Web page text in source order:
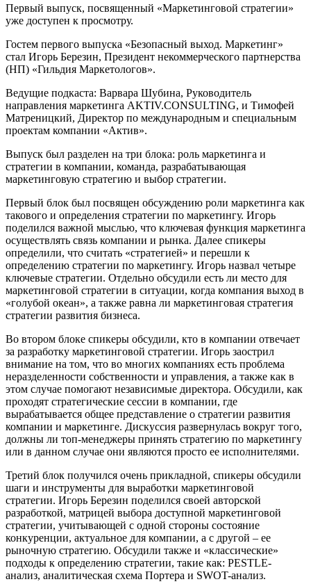
Первый выпуск, посвященный «Маркетинговой стратегии»
уже доступен к просмотру.
Гостем первого выпуска «Безопасный выход. Маркетинг»
стал Игорь Березин, Президент некоммерческого партнерства
(НП) «Гильдия Маркетологов».
Ведущие подкаста: Варвара Шубина, Руководитель
направления маркетинга AKTIV.CONSULTING, и Тимофей
Матреницкий, Директор по международным и специальным
проектам компании «Актив».
Выпуск был разделен на три блока: роль маркетинга и
стратегии в компании, команда, разрабатывающая
маркетинговую стратегию и выбор стратегии.
Первый блок был посвящен обсуждению роли маркетинга как
такового и определения стратегии по маркетингу. Игорь
поделился важной мыслью, что ключевая функция маркетинга
осуществлять связь компании и рынка. Далее спикеры
определили, что считать «стратегией» и перешли к
определению стратегии по маркетингу. Игорь назвал четыре
ключевые стратегии. Отдельно обсудили есть ли место для
маркетинговой стратегии в ситуации, когда компания выход в
«голубой океан», а также равна ли маркетинговая стратегия
стратегии развития бизнеса.
Во втором блоке спикеры обсудили, кто в компании отвечает
за разработку маркетинговой стратегии. Игорь заострил
внимание на том, что во многих компаниях есть проблема
неразделенности собственности и управления, а также как в
этом случае помогают независимые директора. Обсудили, как
проходят стратегические сессии в компании, где
вырабатывается общее представление о стратегии развития
компании и маркетинге. Дискуссия развернулась вокруг того,
должны ли топ-менеджеры принять стратегию по маркетингу
или в данном случае они являются просто ее исполнителями.
Третий блок получился очень прикладной, спикеры обсудили
шаги и инструменты для выработки маркетинговой
стратегии. Игорь Березин поделился своей авторской
разработкой, матрицей выбора доступной маркетинговой
стратегии, учитывающей с одной стороны состояние
конкуренции, актуальное для компании, а с другой – ее
рыночную стратегию. Обсудили также и «классические»
подходы к определению стратегии, такие как: PESTLE-
анализ, аналитическая схема Портера и SWOT-анализ.